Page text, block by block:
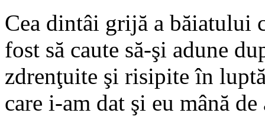
Cea dintâi grijă a băiatului
fost să caute să-şi adune
zdrenţuite şi risipite în
care i-am dat şi eu mână